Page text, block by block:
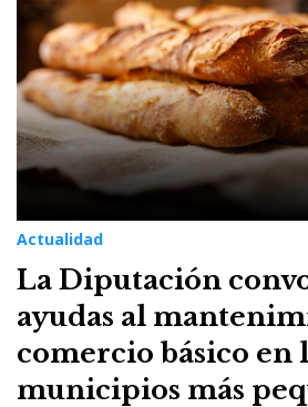
Actualidad
La Diputación
ayudas al
comercio básico en
municipios más